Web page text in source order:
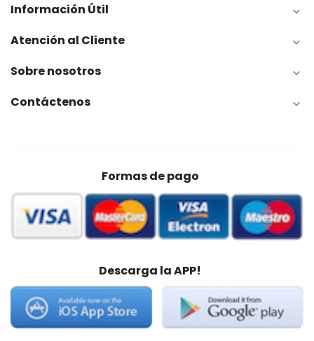
Información Útil 
Atención al Cliente 
Sobre nosotros 
Contáctenos 
Formas de pago
Descarga la APP!